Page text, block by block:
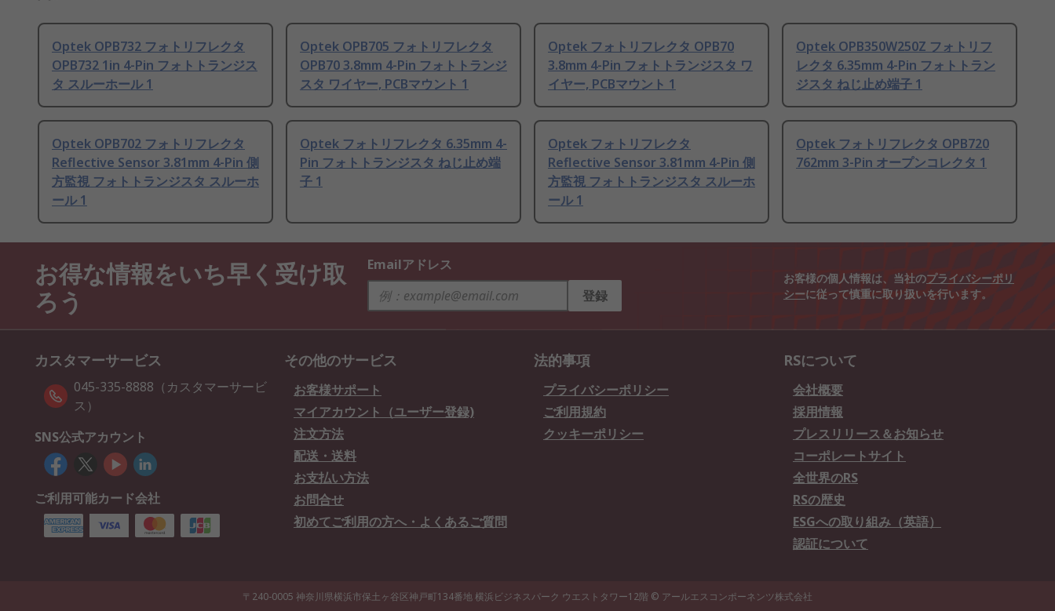
Optek OPB732 フォトリフレクタ
OPB732 1in 4-Pin フォトトランジス
タ スルーホール 1
Optek OPB705 フォトリフレクタ
OPB70 3.8mm 4-Pin フォトトランジ
スタ ワイヤー, PCBマウント 1
Optek フォトリフレクタ OPB70
3.8mm 4-Pin フォトトランジスタ ワ
イヤー, PCBマウント 1
Optek OPB350W250Z フォトリフ
レクタ 6.35mm 4-Pin フォトトラン
ジスタ ねじ止め端子 1
Optek OPB702 フォトリフレクタ
Reflective Sensor 3.81mm 4-Pin 側
方監視 フォトトランジスタ スルーホ
ール 1
Optek フォトリフレクタ 6.35mm 4-
Pin フォトトランジスタ ねじ止め端
子 1
Optek フォトリフレクタ
Reflective Sensor 3.81mm 4-Pin 側
方監視 フォトトランジスタ スルーホ
ール 1
Optek フォトリフレクタ OPB720
762mm 3-Pin オープンコレクタ 1
お得な情報をいち早く受け取
ろう
Emailアドレス
登録
お客様の個人情報は、当社のプライバシーポリ
シーに従って慎重に取り扱いを行います。
カスタマーサービス
045-335-8888（カスタマーサービ
ス）
SNS公式アカウント
ご利用可能カード会社
その他のサービス
お客様サポート
マイアカウント（ユーザー登録)
注文方法
配送・送料
お支払い方法
お問合せ
初めてご利用の方へ・よくあるご質問
法的事項
プライバシーポリシー
ご利用規約
クッキーポリシー
RSについて
会社概要
採用情報
プレスリリース＆お知らせ
コーポレートサイト
全世界のRS
RSの歴史
ESGへの取り組み（英語）
認証について
〒240-0005 神奈川県横浜市保土ヶ谷区神戸町134番地 横浜ビジネスパーク ウエストタワー12階 © アールエスコンポーネンツ株式会社